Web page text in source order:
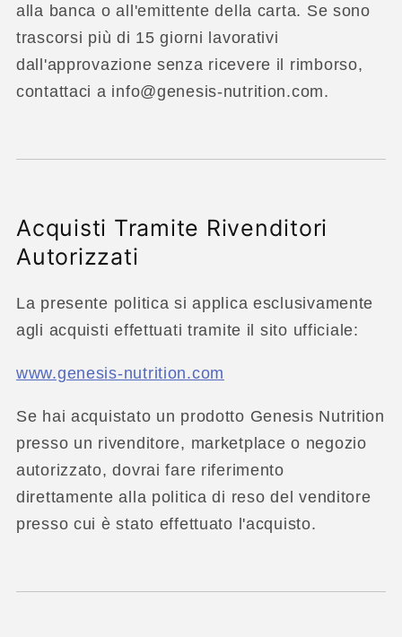
alla banca o all'emittente della carta. Se sono
trascorsi più di 15 giorni lavorativi
dall'approvazione senza ricevere il rimborso,
contattaci a info@genesis-nutrition.com.
Acquisti Tramite Rivenditori
Autorizzati
La presente politica si applica esclusivamente
agli acquisti effettuati tramite il sito ufficiale:
www.genesis-nutrition.com
Se hai acquistato un prodotto Genesis Nutrition
presso un rivenditore, marketplace o negozio
autorizzato, dovrai fare riferimento
direttamente alla politica di reso del venditore
presso cui è stato effettuato l'acquisto.